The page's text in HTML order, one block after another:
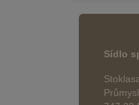
Sídlo